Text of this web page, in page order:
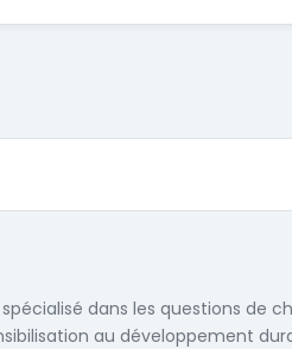
dans les questions de
au développement